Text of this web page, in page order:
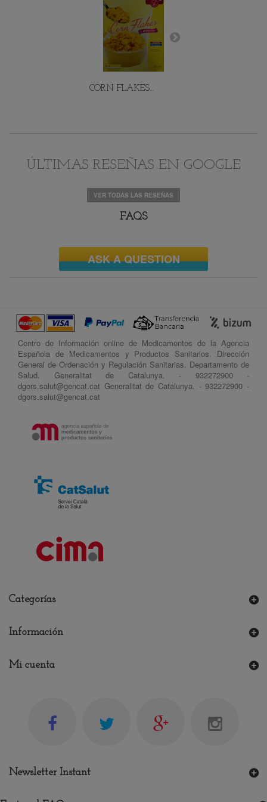
CORN FLAKES...
AÑADIR AL CARRITO
ÚLTIMAS RESEÑAS EN GOOGLE
VER TODAS LAS RESEÑAS
FAQS
ASK A QUESTION
Centro de Información online de Medicamentos de la Agencia
Española de Medicamentos y Productos Sanitarios. Dirección
General de Ordenación y Regulación Sanitarias. Departamento de
Salud. Generalitat de Catalunya. - 932272900 -
dgors.salut@gencat.cat Generalitat de Catalunya. - 932272900 -
dgors.salut@gencat.cat
Categorías
Información
Mi cuenta
Newsletter Instant